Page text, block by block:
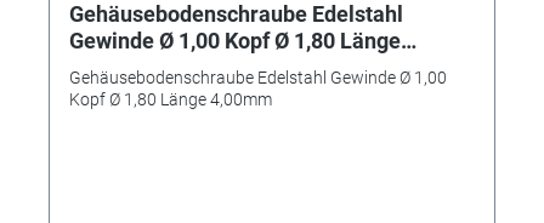
Gehäusebodenschraube Edelstahl
Gewinde Ø 1,00 Kopf Ø 1,80 Länge
4,00mm
Gehäusebodenschraube Edelstahl Gewinde Ø 1,00
Kopf Ø 1,80 Länge 4,00mm